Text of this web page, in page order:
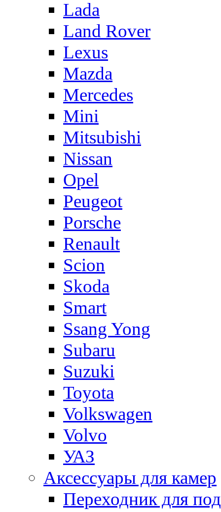
Lada
Land Rover
Lexus
Mazda
Mercedes
Mini
Mitsubishi
Nissan
Opel
Peugeot
Porsche
Renault
Scion
Skoda
Smart
Ssang Yong
Subaru
Suzuki
Toyota
Volkswagen
Volvo
УАЗ
Аксессуары для камер
Переходник для